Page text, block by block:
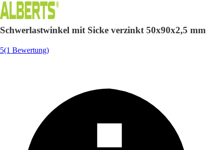
Schwerlastwinkel mit Sicke verzinkt 50x90x2,5 mm
5(1 Bewertung)